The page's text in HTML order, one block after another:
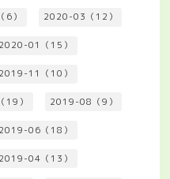
） 2020-03（12）
2020-01（15）
2019-11（10）
） 2019-08（9）
2019-06（18）
2019-04（13）